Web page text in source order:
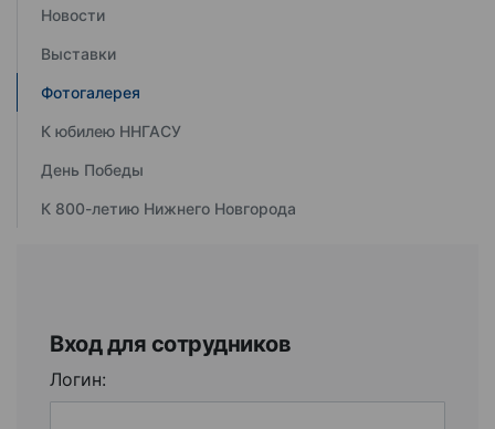
Новости
Выставки
Фотогалерея
К юбилею ННГАСУ
День Победы
К 800-летию Нижнего Новгорода
Вход для сотрудников
Логин: